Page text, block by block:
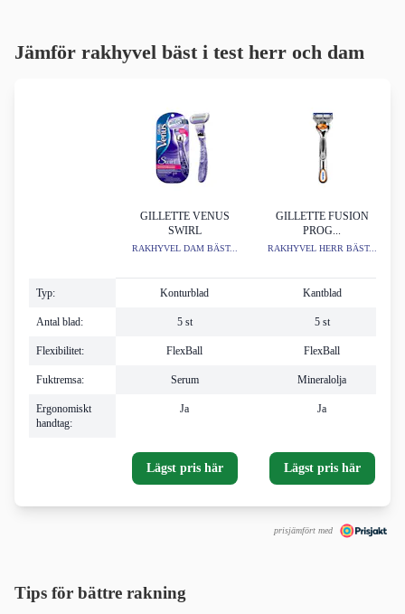
Jämför rakhyvel bäst i test herr och dam
Typ:
Antal blad:
Flexibilitet:
Fuktremsa:
Ergonomiskt
handtag:
GILLETTE VENUS
SWIRL
RAKHYVEL DAM BÄST...
Konturblad
5 st
FlexBall
Serum
Ja
Lägst pris här
GILLETTE FUSION
PROG...
RAKHYVEL HERR BÄST...
Kantblad
5 st
FlexBall
Mineralolja
Ja
Lägst pris här
prisjämfört med
Tips för bättre rakning